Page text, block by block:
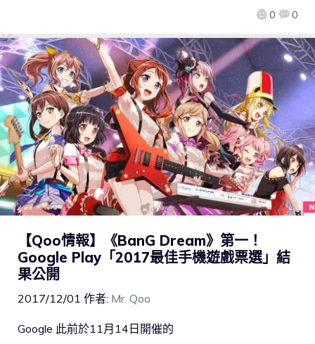
0 0
【Qoo情報】《BanG Dream》第一！
Google Play「2017最佳手機遊戲票選」結
果公開
2017/12/01 作者: Mr. Qoo
Google 此前於11月14日開催的